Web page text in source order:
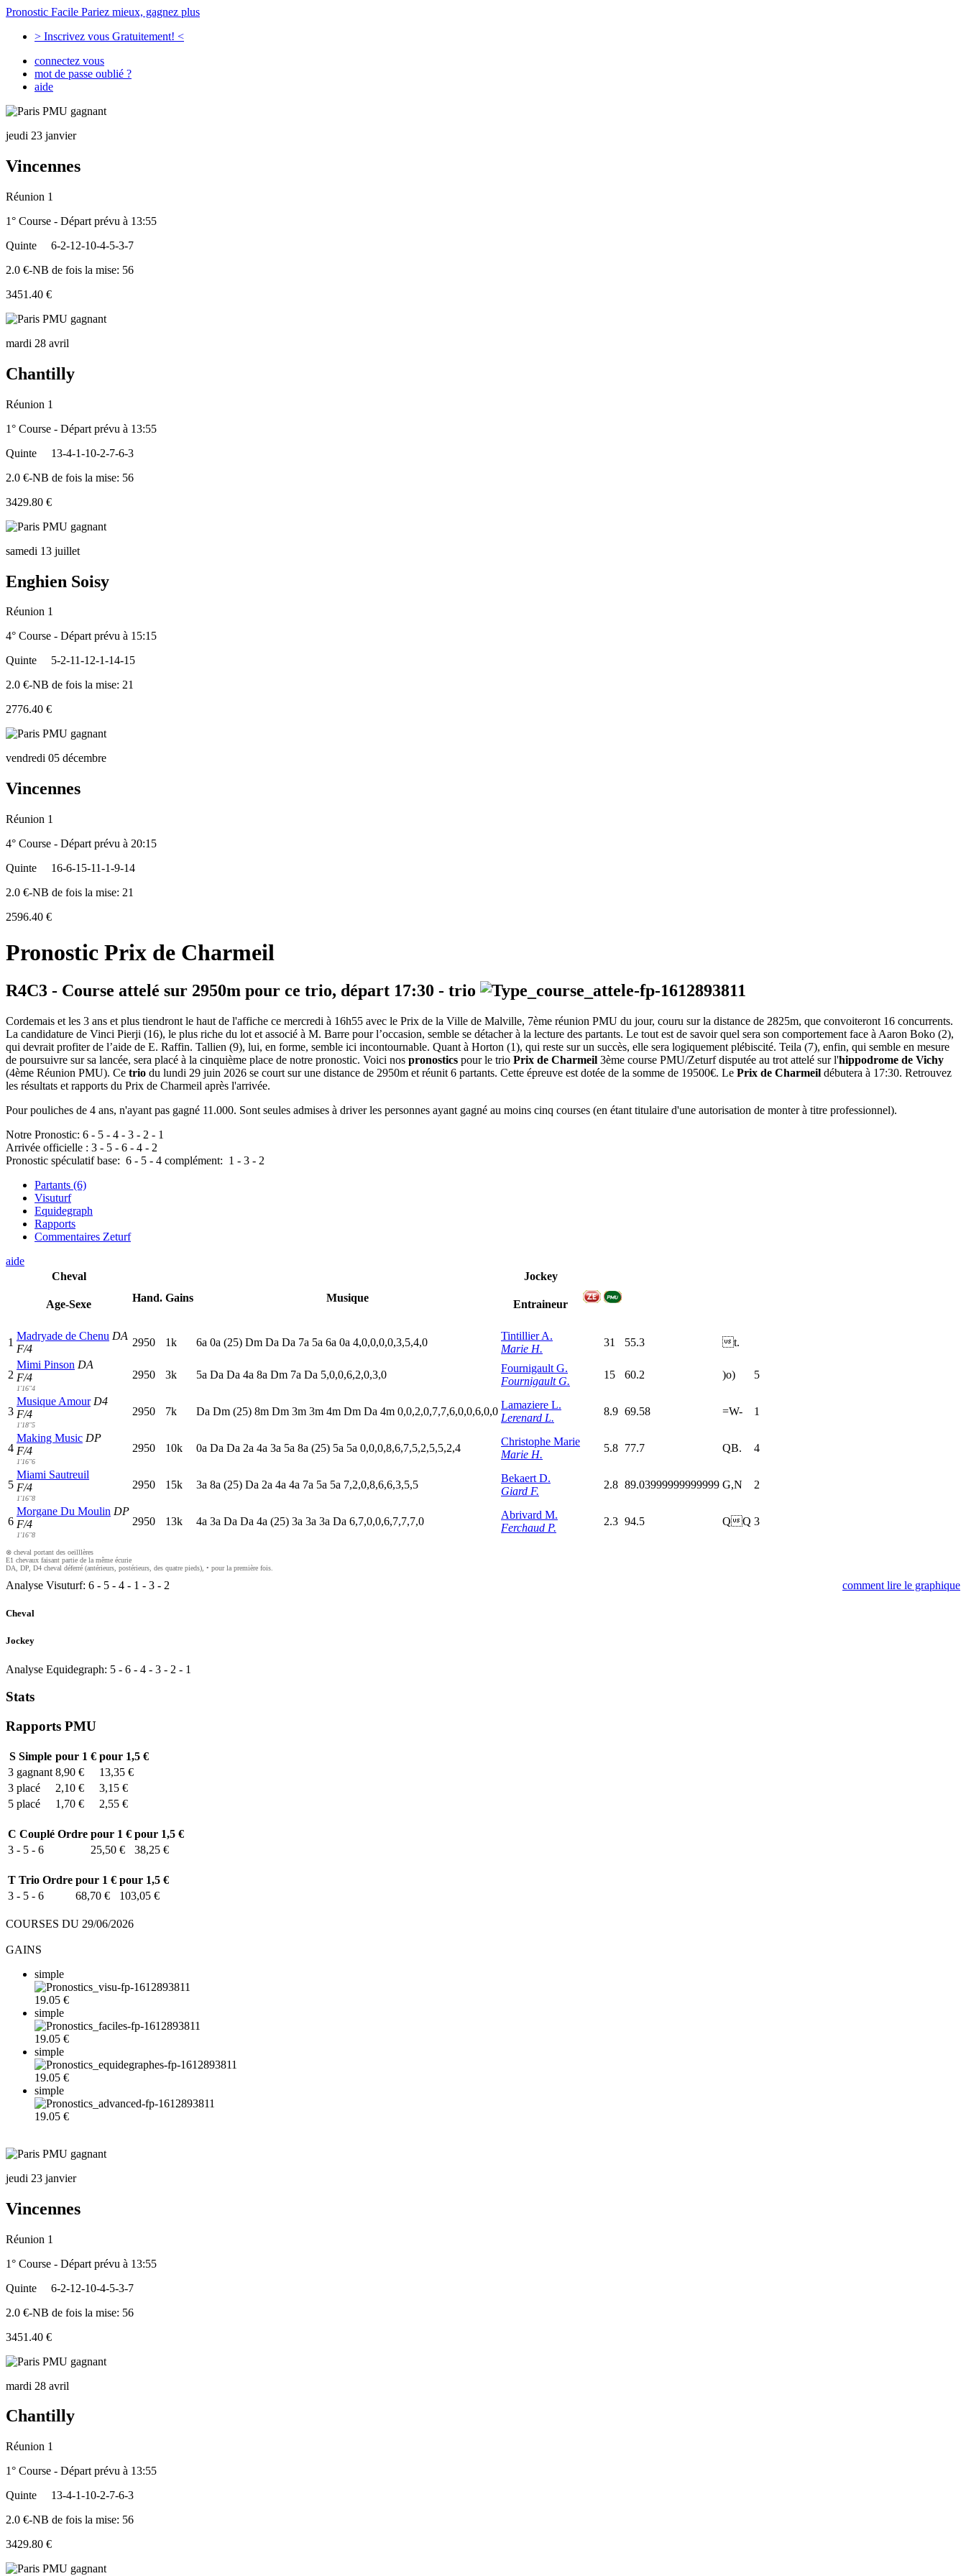
Pronostic Facile Pariez mieux, gagnez plus
> Inscrivez vous Gratuitement! <
connectez vous
mot de passe oublié ?
aide
jeudi 23 janvier
Vincennes
Réunion 1
1° Course - Départ prévu à 13:55
Quinte
6-2-12-10-4-5-3-7
2.0 €-NB de fois la mise: 56
3451.40 €
mardi 28 avril
Chantilly
Réunion 1
1° Course - Départ prévu à 13:55
Quinte
13-4-1-10-2-7-6-3
2.0 €-NB de fois la mise: 56
3429.80 €
samedi 13 juillet
Enghien Soisy
Réunion 1
4° Course - Départ prévu à 15:15
Quinte
5-2-11-12-1-14-15
2.0 €-NB de fois la mise: 21
2776.40 €
vendredi 05 décembre
Vincennes
Réunion 1
4° Course - Départ prévu à 20:15
Quinte
16-6-15-11-1-9-14
2.0 €-NB de fois la mise: 21
2596.40 €
Pronostic Prix de Charmeil
R4C3 - Course attelé sur 2950m pour ce trio, départ 17:30 - trio
Cordemais et les 3 ans et plus tiendront le haut de l'affiche ce mercredi à 16h55 avec le Prix de la Ville de Malville, 7ème réunion PMU du jour, couru sur la distance de 2825m, que convoiteront 16 concurrents.
La candidature de Vinci Pierji (16), le plus riche du lot et associé à M. Barre pour l’occasion, semble se détacher à la lecture des partants. Le tout est de savoir quel sera son comportement face à Aaron Boko (2),
qui devrait profiter de l’aide de E. Raffin. Tallien (9), lui, en forme, semble ici incontournable. Quant à Horton (1), qui reste sur un succès, elle sera logiquement plébiscité. Teila (7), enfin, qui semble en mesure
de poursuivre sur sa lancée, sera placé à la cinquième place de notre pronostic. Voici nos pronostics pour le trio Prix de Charmeil 3ème course PMU/Zeturf disputée au trot attelé sur l'hippodrome de Vichy
(4ème Réunion PMU). Ce trio du lundi 29 juin 2026 se court sur une distance de 2950m et réunit 6 partants. Cette épreuve est dotée de la somme de 19500€. Le Prix de Charmeil débutera à 17:30. Retrouvez
les résultats et rapports du Prix de Charmeil après l'arrivée.
Pour pouliches de 4 ans, n'ayant pas gagné 11.000. Sont seules admises à driver les personnes ayant gagné au moins cinq courses (en étant titulaire d'une autorisation de monter à titre professionnel).
Notre Pronostic: 6 - 5 - 4 - 3 - 2 - 1
Arrivée officielle : 3 - 5 - 6 - 4 - 2
Pronostic spéculatif base: 6 - 5 - 4 complément: 1 - 3 - 2
Partants (6)
Visuturf
Equidegraph
Rapports
Commentaires Zeturf
aide
Cheval
Age-Sexe
Hand. Gains Musique
Jockey
Entraineur
1
Madryade de Chenu DA
F/4
2950 1k 6a 0a (25) Dm Da Da 7a 5a 6a 0a 4,0,0,0,0,3,5,4,0
Tintillier A.
Marie H.
31 55.3 t.
2
Mimi Pinson DA
F/4
1'16"4
2950 3k 5a Da Da 4a 8a Dm 7a Da 5,0,0,6,2,0,3,0
Fournigault G.
Fournigault G.
15 60.2 )o) 5
3
Musique Amour D4
F/4
1'18"5
2950 7k Da Dm (25) 8m Dm 3m 3m 4m Dm Da 4m 0,0,2,0,7,7,6,0,0,6,0,0
Lamaziere L.
Lerenard L.
8.9 69.58 =W- 1
4
Making Music DP
F/4
1'16"6
2950 10k 0a Da Da 2a 4a 3a 5a 8a (25) 5a 5a 0,0,0,8,6,7,5,2,5,5,2,4
Christophe Marie
Marie H.
5.8 77.7 QB. 4
5
Miami Sautreuil
F/4
1'16"8
2950 15k 3a 8a (25) Da 2a 4a 4a 7a 5a 5a 7,2,0,8,6,6,3,5,5
Bekaert D.
Giard F.
2.8 89.03999999999999 G,N 2
6
Morgane Du Moulin DP
F/4
1'16"8
2950 13k 4a 3a Da Da 4a (25) 3a 3a 3a Da 6,7,0,0,6,7,7,7,0
Abrivard M.
Ferchaud P.
2.3 94.5 QQ 3
⊗ cheval portant des oeilllères
E1 chevaux faisant partie de la même écurie
DA, DP, D4 cheval déferré (antérieurs, postérieurs, des quatre pieds), • pour la première fois.
Analyse Visuturf: 6 - 5 - 4 - 1 - 3 - 2 comment lire le graphique
Cheval
Jockey
Analyse Equidegraph: 5 - 6 - 4 - 3 - 2 - 1
Stats
Rapports PMU
SSimple pour 1 € pour 1,5 €
3 gagnant 8,90 €
13,35 €
3 placé 2,10 €
3,15 €
5 placé 1,70 € 2,55 €
C Couplé Ordre pour 1 € pour 1,5 €
3 - 5 - 6
25,50 € 38,25 €
T Trio Ordre pour 1 € pour 1,5 €
3 - 5 - 6
68,70 € 103,05 €
COURSES DU 29/06/2026
GAINS
simple
19.05 €
simple
19.05 €
simple
19.05 €
simple
19.05 €
jeudi 23 janvier
Vincennes
Réunion 1
1° Course - Départ prévu à 13:55
Quinte
6-2-12-10-4-5-3-7
2.0 €-NB de fois la mise: 56
3451.40 €
mardi 28 avril
Chantilly
Réunion 1
1° Course - Départ prévu à 13:55
Quinte
13-4-1-10-2-7-6-3
2.0 €-NB de fois la mise: 56
3429.80 €